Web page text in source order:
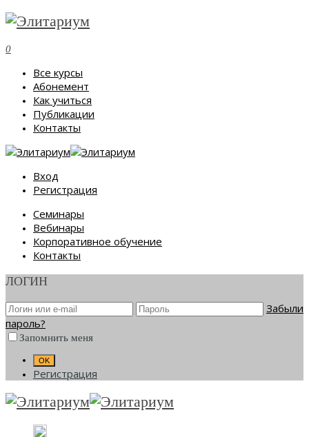
0
Все курсы
Абонемент
Как учиться
Публикации
Контакты
Вход
Регистрация
Семинары
Вебинары
Корпоративное обучение
Контакты
ЛОГИН
Забыли
пароль?
Запомнить меня
Регистрация